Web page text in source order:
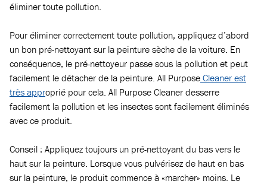
éliminer toute pollution.
Pour éliminer correctement toute pollution, appliquez d’abord
un bon pré-nettoyant sur la peinture sèche de la voiture. En
conséquence, le pré-nettoyeur passe sous la pollution et peut
facilement le détacher de la peinture. All Purpose Cleaner est
très approprié pour cela. All Purpose Cleaner desserre
facilement la pollution et les insectes sont facilement éliminés
avec ce produit.
Conseil : Appliquez toujours un pré-nettoyant du bas vers le
haut sur la peinture. Lorsque vous pulvérisez de haut en bas
sur la peinture, le produit commence à «marcher» moins. Le